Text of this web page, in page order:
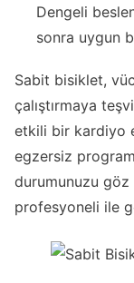
Dengeli
sonra uygun
Sabit bisiklet,
çalıştırmaya
etkili bir kardiyo
egzersiz
durumunuzu göz
profesyoneli ile